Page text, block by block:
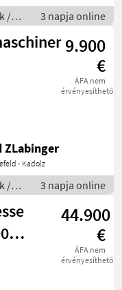
/
3 napja online
9.900
€
ÁFA nem
érvényesíthető
ZLabinger
- Kadolz
/
3 napja online
44.900
€
ÁFA nem
érvényesíthető